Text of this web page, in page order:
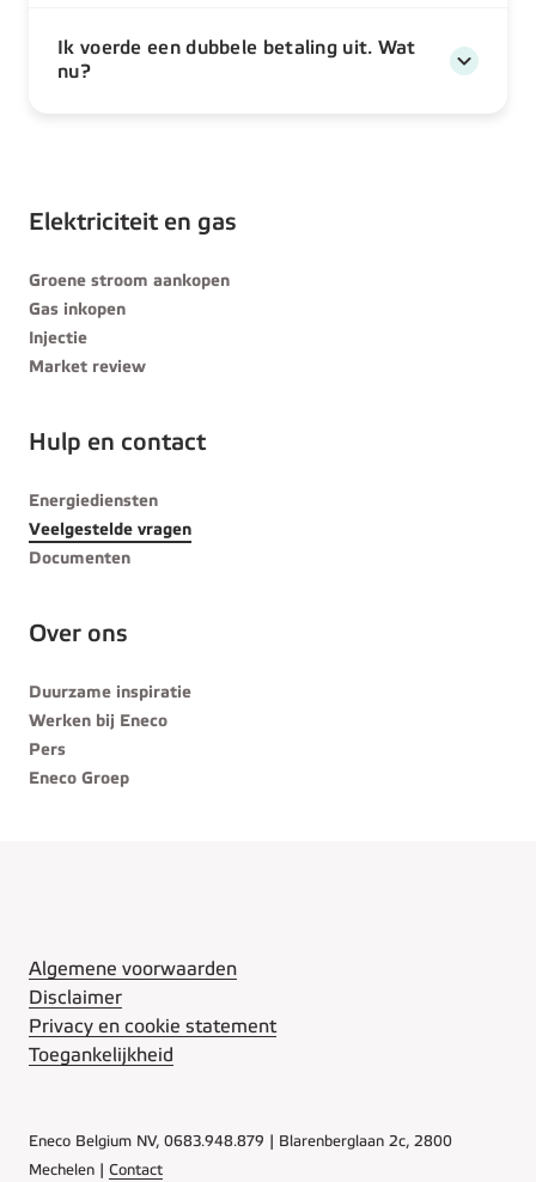
Ik voerde een dubbele betaling uit. Wat
nu?
Elektriciteit en gas
Groene stroom aankopen
Gas inkopen
Injectie
Market review
Hulp en contact
Energiediensten
Veelgestelde vragen
Documenten
Over ons
Duurzame inspiratie
Werken bij Eneco
Pers
Eneco Groep
Algemene voorwaarden
Disclaimer
Privacy en cookie statement
Toegankelijkheid
Eneco Belgium NV, 0683.948.879 | Blarenberglaan 2c, 2800
Mechelen | Contact